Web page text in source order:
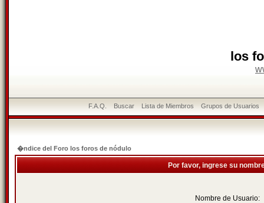
los
F.A.Q. Buscar Lista de Miembros Grupos de Usuarios
�ndice del Foro los foros de nódulo
Por favor, ingrese su
Nombre de Usuario: